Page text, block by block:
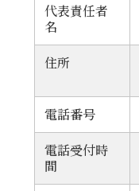
代表責任者
名
住所
電話番号
電話受付時
間